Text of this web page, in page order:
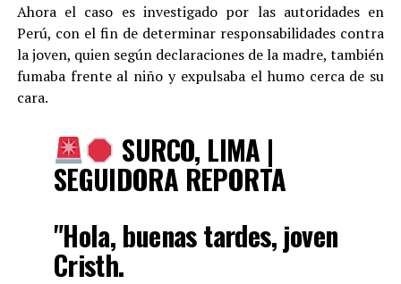
Ahora el caso es investigado por las autoridades en
Perú, con el fin de determinar responsabilidades contra
la joven, quien según declaraciones de la madre, también
fumaba frente al niño y expulsaba el humo cerca de su
cara.
SURCO, LIMA |
SEGUIDORA REPORTA
"Hola, buenas tardes, joven
Cristh.